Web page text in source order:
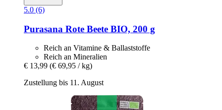
5.0 (6)
Purasana Rote Beete BIO, 200 g
Reich an Vitamine & Ballaststoffe
Reich an Mineralien
€ 13,99 (€ 69,95 / kg)
Zustellung bis 11. August